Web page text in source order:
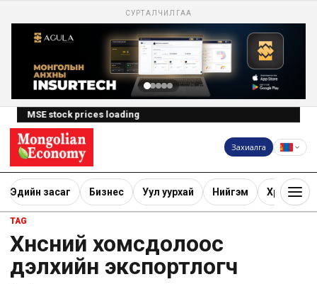
СУРТАЛЧИЛГАА
MSE stock prices loading
Захиалга
Эдийн засаг Бизнес Уул уурхай Нийгэм Хөрөнгө
TAG
Хүнсний хомсдолоос
дэлхийн экспортлогч